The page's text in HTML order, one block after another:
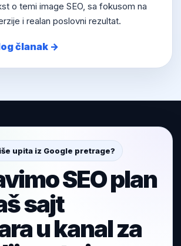
o temi image SEO, sa fokusom na
i realan poslovni rezultat.
članak →
upita iz Google pretrage?
SEO plan
sajt
u kanal za